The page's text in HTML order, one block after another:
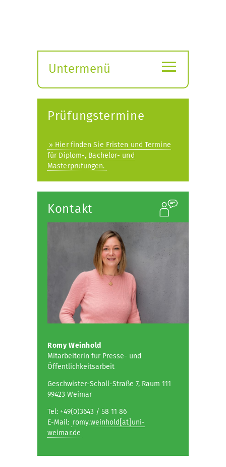
Untermenü
öffnen
≡
Prüfungstermine
» Hier finden Sie Fristen und Termine
für Diplom-, Bachelor- und
Masterprüfungen.
Kontakt
Romy Weinhold
Mitarbeiterin für Presse- und
Öffentlichkeitsarbeit
Geschwister-Scholl-Straße 7, Raum 111
99423 Weimar
Tel: +49(0)3643 / 58 11 86
E-Mail: romy.weinhold[at]uni-
weimar.de